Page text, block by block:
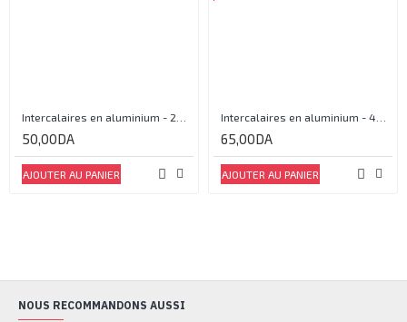
50,00DA
AJOUTER AU PANIER
65,00DA
AJOUTER AU PANIER
NOUS RECOMMANDONS AUSSI